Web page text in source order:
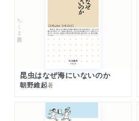
ちくま新書
昆虫はなぜ海にいないのか
朝野維起著